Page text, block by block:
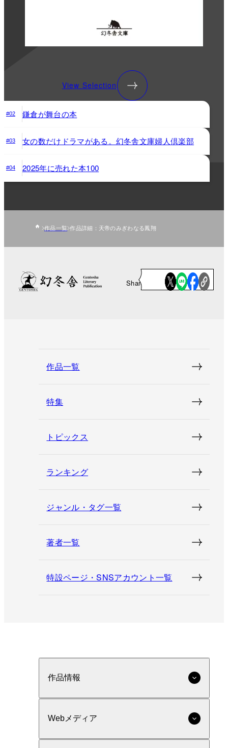
View Selection
#02 鎌倉が舞台の本
#03 女の数だけドラマがある。幻冬舎文庫婦人倶楽部
#04 2025年に売れた本100
作品一覧 作品詳細：天帝のみぎわなる鳳翔
Share
作品一覧
特集
トピックス
ランキング
ジャンル・タグ一覧
著者一覧
特設ページ・SNSアカウント一覧
作品情報
Webメディア